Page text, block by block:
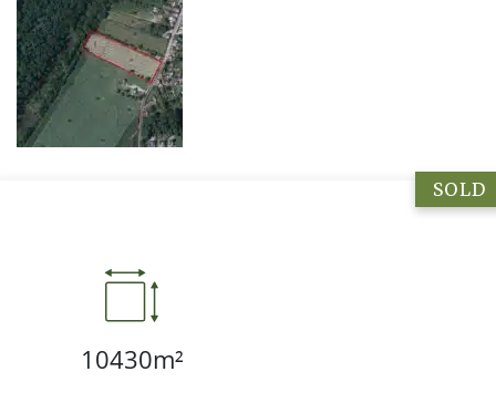
SOLD
10430m²